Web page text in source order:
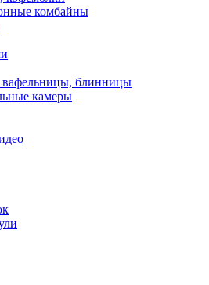
комбайны
блинницы
камеры